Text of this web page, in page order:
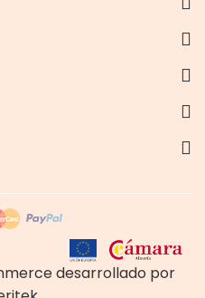
desarrollado por